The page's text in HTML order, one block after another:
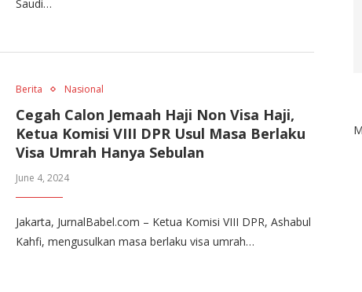
Saudi…
Berita Nasional
Cegah Calon Jemaah Haji Non Visa Haji,
Ketua Komisi VIII DPR Usul Masa Berlaku
Visa Umrah Hanya Sebulan
June 4, 2024
Jakarta, JurnalBabel.com – Ketua Komisi VIII DPR, Ashabul
Kahfi, mengusulkan masa berlaku visa umrah…